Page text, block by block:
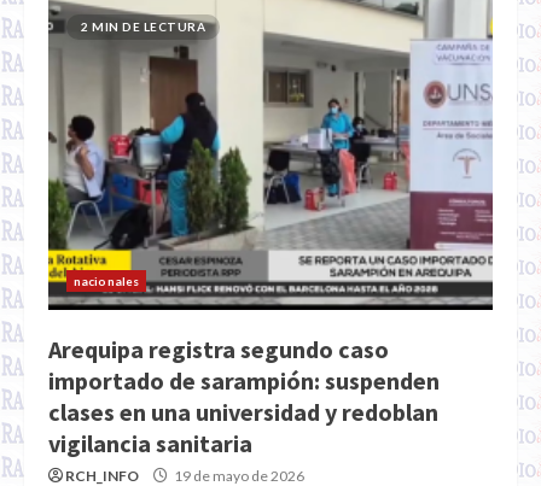
2 MIN DE LECTURA
nacionales
Arequipa registra segundo caso
importado de sarampión: suspenden
clases en una universidad y redoblan
vigilancia sanitaria
RCH_INFO 19 de mayo de 2026